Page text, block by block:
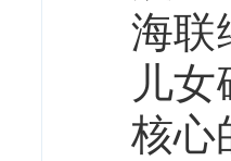
海联
儿
核心